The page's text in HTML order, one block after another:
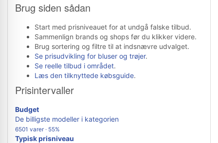
Brug siden sådan
Start med prisniveauet for at undgå falske tilbud.
Sammenlign brands og shops før du klikker videre.
Brug sortering og filtre til at indsnævre udvalget.
Se prisudvikling for bluser og trøjer.
Se reelle tilbud i området.
Læs den tilknyttede købsguide.
Prisintervaller
Budget
De billigste modeller i kategorien
6501 varer · 55%
Typisk prisniveau